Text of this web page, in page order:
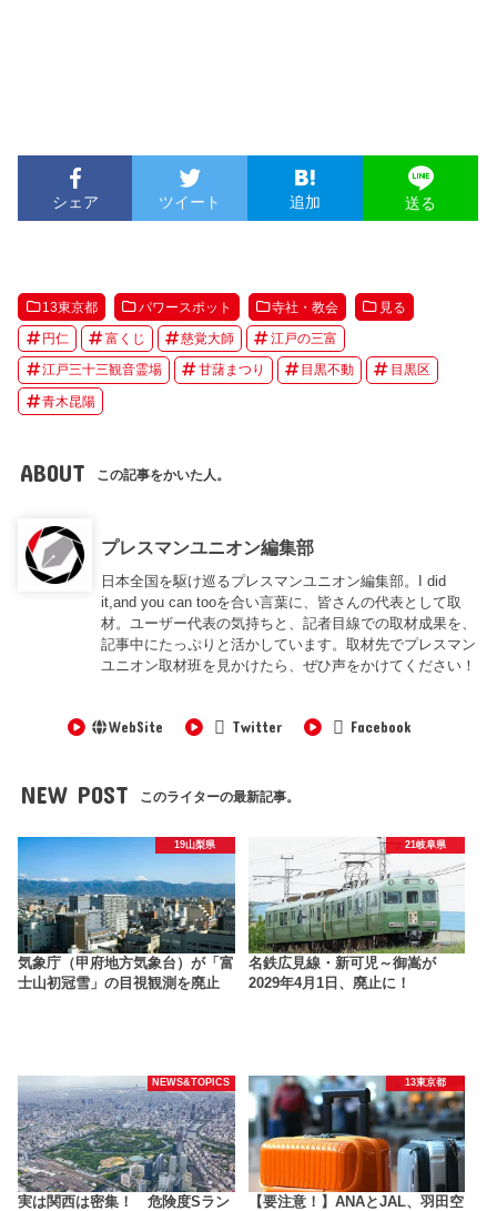
シェア ツイート 追加 送る
13東京都 パワースポット 寺社・教会 見る
円仁 富くじ 慈覚大師 江戸の三富
江戸三十三観音霊場 甘藷まつり 目黒不動 目黒区
青木昆陽
ABOUT この記事をかいた人。
プレスマンユニオン編集部
日本全国を駆け巡るプレスマンユニオン編集部。I did
it,and you can tooを合い言葉に、皆さんの代表として取
材。ユーザー代表の気持ちと、記者目線での取材成果を、
記事中にたっぷりと活かしています。取材先でプレスマン
ユニオン取材班を見かけたら、ぜひ声をかけてください！
WebSite Twitter Facebook
NEW POST このライターの最新記事。
19山梨県
気象庁（甲府地方気象台）が「富
士山初冠雪」の目視観測を廃止
21岐阜県
名鉄広見線・新可児～御嵩が
2029年4月1日、廃止に！
NEWS&TOPICS
実は関西は密集！ 危険度Sラン
13東京都
【要注意！】ANAとJAL、羽田空